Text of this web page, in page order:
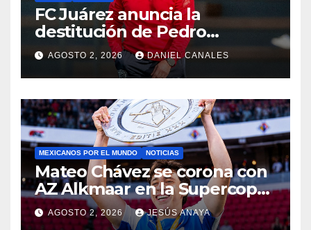
FC Juárez anuncia la
destitución de Pedro
Caixinha
AGOSTO 2, 2026 DANIEL CANALES
MEXICANOS POR EL MUNDO NOTICIAS
Mateo Chávez se corona con
AZ Alkmaar en la Supercopa
de Países Bajos
AGOSTO 2, 2026 JESÚS ANAYA